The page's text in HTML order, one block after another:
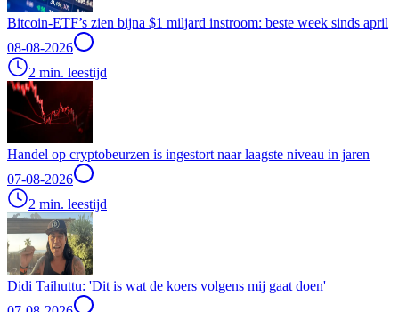
Bitcoin-ETF’s zien bijna $1 miljard instroom: beste week sinds april
08-08-2026
2 min. leestijd
Handel op cryptobeurzen is ingestort naar laagste niveau in jaren
07-08-2026
2 min. leestijd
Didi Taihuttu: 'Dit is wat de koers volgens mij gaat doen'